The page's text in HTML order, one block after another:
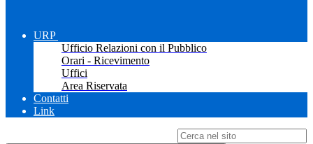
URP
Ufficio Relazioni con il Pubblico
Orari - Ricevimento
Uffici
Area Riservata
Contatti
Link